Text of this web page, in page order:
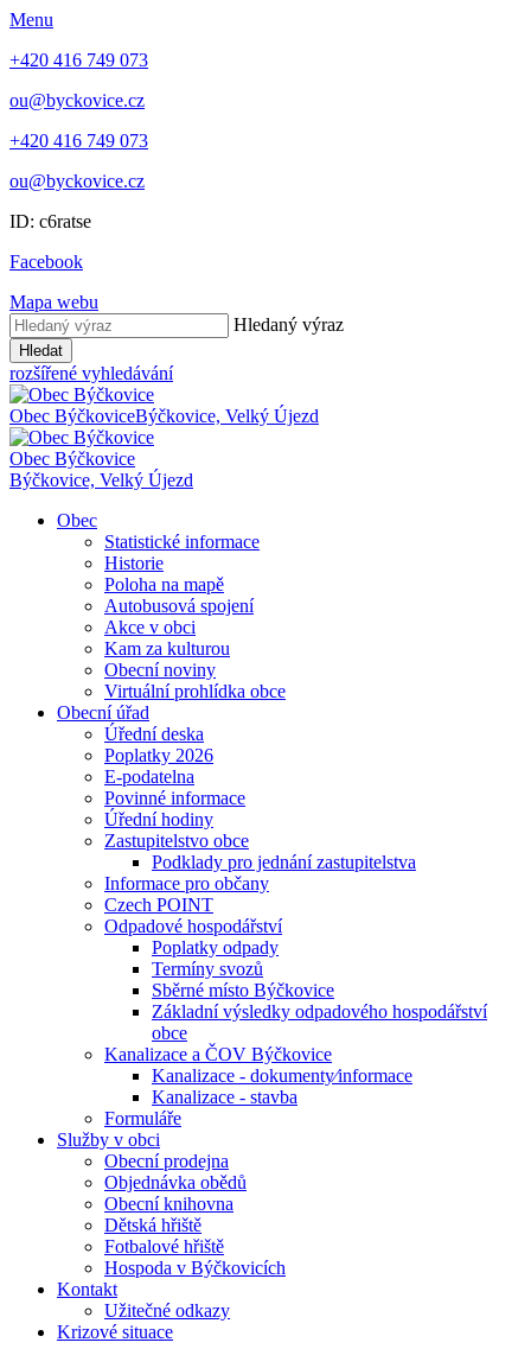
Menu
+420 416 749 073
ou@byckovice.cz
+420 416 749 073
ou@byckovice.cz
ID: c6ratse
Facebook
Mapa webu
Hledaný výraz
Hledat
rozšířené vyhledávání
Obec BýčkoviceBýčkovice, Velký Újezd
Obec Býčkovice
Býčkovice, Velký Újezd
Obec
Statistické informace
Historie
Poloha na mapě
Autobusová spojení
Akce v obci
Kam za kulturou
Obecní noviny
Virtuální prohlídka obce
Obecní úřad
Úřední deska
Poplatky 2026
E-podatelna
Povinné informace
Úřední hodiny
Zastupitelstvo obce
Podklady pro jednání zastupitelstva
Informace pro občany
Czech POINT
Odpadové hospodářství
Poplatky odpady
Termíny svozů
Sběrné místo Býčkovice
Základní výsledky odpadového hospodářství
obce
Kanalizace a ČOV Býčkovice
Kanalizace - dokumenty⁄informace
Kanalizace - stavba
Formuláře
Služby v obci
Obecní prodejna
Objednávka obědů
Obecní knihovna
Dětská hřiště
Fotbalové hřiště
Hospoda v Býčkovicích
Kontakt
Užitečné odkazy
Krizové situace